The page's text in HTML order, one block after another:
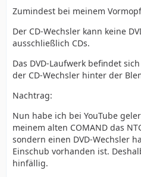
Zumindest bei meinem
Der CD-Wechsler kann keine
ausschließlich CDs.
Das DVD-Laufwerk befindet
der CD-Wechsler hinter der
Nachtrag:
Nun habe ich bei YouTube
meinem alten COMAND das
sondern einen DVD-Wechsler
Einschub vorhanden ist.
hinfällig.